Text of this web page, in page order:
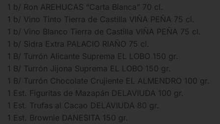
1 b/ Ron AREHUCAS “Carta Blanca” 70 cl.
1 b/ Vino Tinto Tierra de Castilla VIÑA PEÑA 75 cl.
1 b/ Vino Blanco Tierra de Castilla VIÑA PEÑA 75 cl.
1 b/ Sidra Extra PALACIO RIAÑO 75 cl.
1 B/ Turrón Alicante Suprema EL LOBO 150 gr.
1 B/ Turrón Jijona Suprema EL LOBO 150 gr.
1 B/ Turrón Chocolate Crujiente EL ALMENDRO 100 gr.
1 Est. Figuritas de Mazapán DELAVIUDA 100 gr.
1 Est. Trufas al Cacao DELAVIUDA 80 gr.
1 Est. Brownie DANESITA 150 gr.